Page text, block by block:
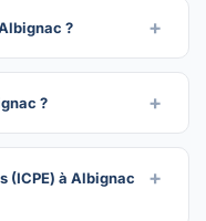
?
?
(ICPE) à Albignac